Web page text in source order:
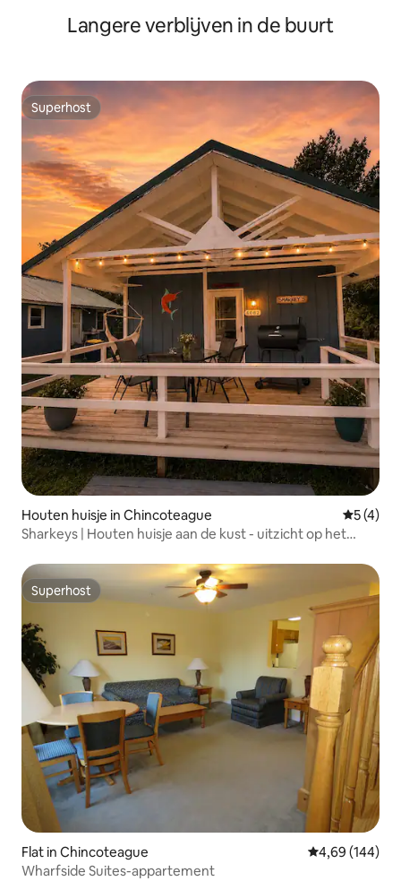
Langere verblijven in de buurt
Superhost
Superhost
Houten huisje in Chincoteague
5 (4)
Sharkeys | Houten huisje aan de kust - uitzicht op het
Superhost
Superhost
Flat in Chincoteague Gemiddelde
4,69 (144)
Wharfside Suites-appartement